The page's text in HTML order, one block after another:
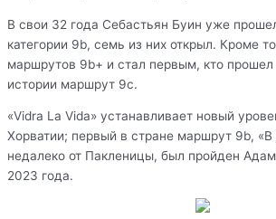
В свои 32 года Себастьян Буин уже
категории 9b, семь из них открыл. Кроме
маршрутов 9b+ и стал первым, кто
истории маршрут 9c.
«Vidra La Vida» устанавливает новый
Хорватии; первый в стране маршрут 9b,
недалеко от Пакленицы, был пройден
2023 года.